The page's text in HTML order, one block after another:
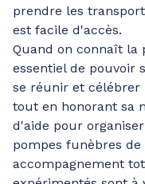
prendre les
est facile d'accès.
Quand on connaît la
essentiel de pouvoir
se réunir et célébrer
tout en honorant sa
d'aide pour
pompes funèbres
accompagnement